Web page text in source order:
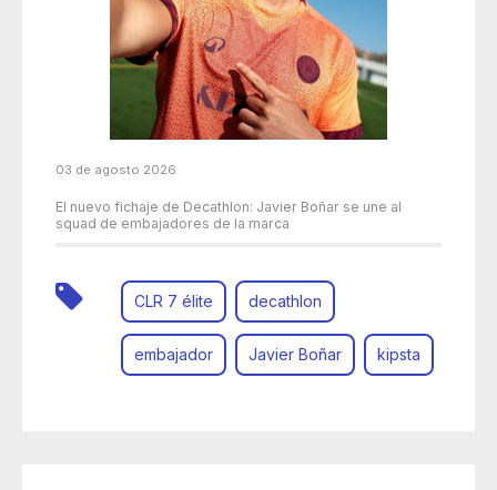
03 de agosto 2026
El nuevo fichaje de Decathlon: Javier Boñar se une al
squad de embajadores de la marca
CLR 7 élite decathlon
embajador Javier Boñar kipsta